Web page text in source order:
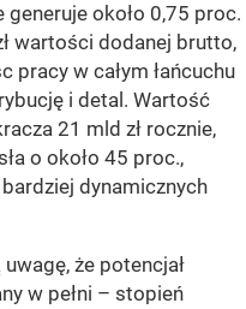
około 0,75 proc.
wartości dodanej brutto,
pracy w całym łańcuchu
i detal. Wartość
21 mld zł rocznie,
o około 45 proc.,
dynamicznych
że potencjał
w pełni – stopień